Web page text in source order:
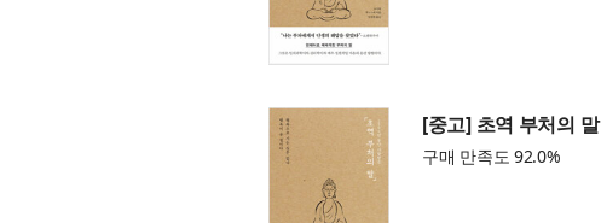
[중고] 초역 부처의 말
구매 만족도 92.0%